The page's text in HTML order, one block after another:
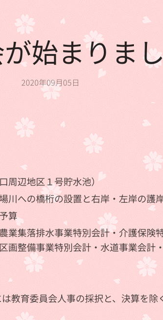
始まりま
2020年09月05日
周辺地区１号貯水池）
への橋桁の設置と右岸・左岸の護岸
算
業集落排水事業特別会計・介護保険
画整備事業特別会計・水道事業会計
教育委員会人事の採択と、決算を除